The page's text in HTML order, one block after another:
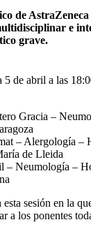
de
e
grave.
5 de abril a las
Gracia –
– Alergología –
de Lleida
– Neumología –
sesión en la
a los ponentes